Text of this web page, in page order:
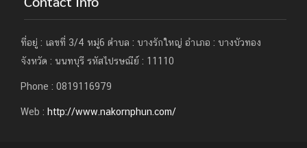
ที่อยู่ : เลขที่ 3/4 หมู่6 ตำบล : บางรักใหญ่ อำเภอ : บางบัวทอง
จังหวัด : นนทบุรี รหัสไปรษณีย์ : 11110
Phone : 0819116979
Web : http://www.nakornphun.com/